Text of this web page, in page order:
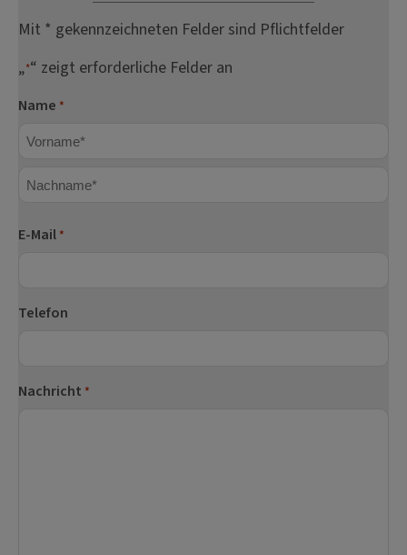
Mit * gekennzeichneten Felder sind Pflichtfelder
„*“ zeigt erforderliche Felder an
Name *
E-Mail *
Telefon
Nachricht *